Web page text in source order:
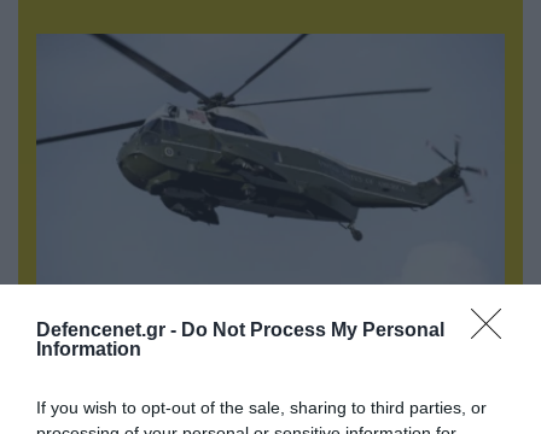
Defencenet.gr - Do Not Process My Personal
Information
If you wish to opt-out of the sale, sharing to third parties, or
05.08.2026 | 15:02
ΗΠΑ: Σε εξέλιξη έρευνα της FAA για
Marine One που μετέφερε τον Ν.Τραμπ